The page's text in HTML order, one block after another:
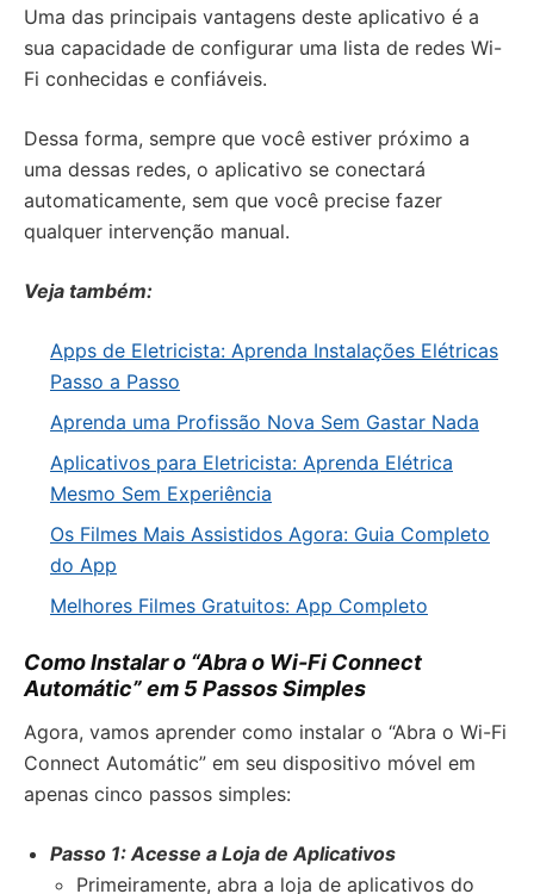
Uma das principais vantagens deste aplicativo é a
sua capacidade de configurar uma lista de redes Wi-
Fi conhecidas e confiáveis.
Dessa forma, sempre que você estiver próximo a
uma dessas redes, o aplicativo se conectará
automaticamente, sem que você precise fazer
qualquer intervenção manual.
Veja também:
Apps de Eletricista: Aprenda Instalações Elétricas
Passo a Passo
Aprenda uma Profissão Nova Sem Gastar Nada
Aplicativos para Eletricista: Aprenda Elétrica
Mesmo Sem Experiência
Os Filmes Mais Assistidos Agora: Guia Completo
do App
Melhores Filmes Gratuitos: App Completo
Como Instalar o “Abra o Wi-Fi Connect
Automátic” em 5 Passos Simples
Agora, vamos aprender como instalar o “Abra o Wi-Fi
Connect Automátic” em seu dispositivo móvel em
apenas cinco passos simples:
Passo 1: Acesse a Loja de Aplicativos
Primeiramente, abra a loja de aplicativos do